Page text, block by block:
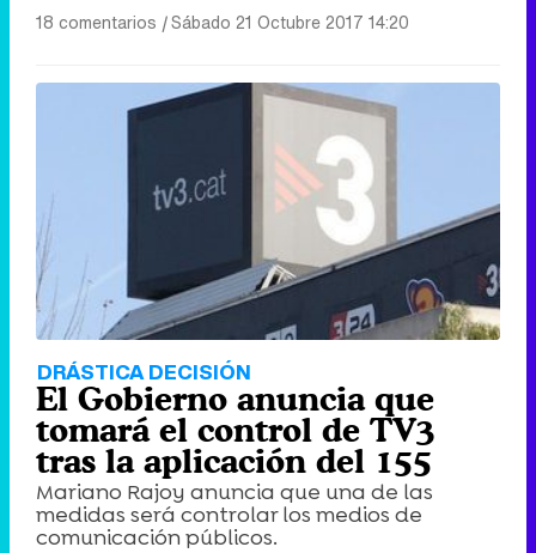
18 comentarios |Sábado 21 Octubre 2017 14:20
DRÁSTICA DECISIÓN
El Gobierno anuncia que
tomará el control de TV3
tras la aplicación del 155
Mariano Rajoy anuncia que una de las
medidas será controlar los medios de
comunicación públicos.